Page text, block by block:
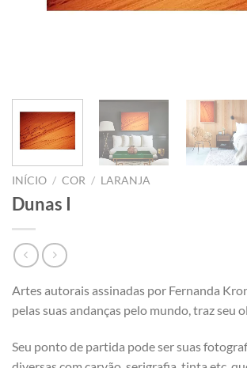
INÍCIO / COR / LARANJA
Dunas I
Artes autorais assinadas por Fernanda
pelas suas andanças pelo mundo, traz seu
Seu ponto de partida pode ser suas